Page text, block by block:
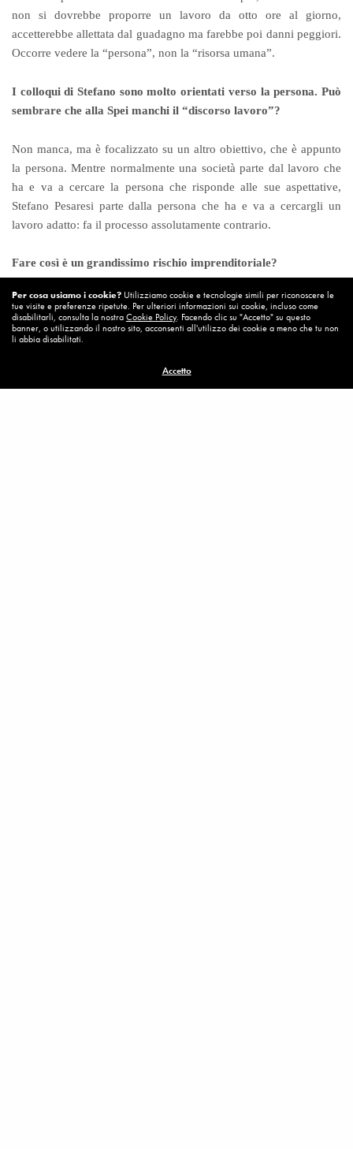
non si dovrebbe proporre un lavoro da otto ore al giorno,
accetterebbe allettata dal guadagno ma farebbe poi danni peggiori.
Occorre vedere la “persona”, non la “risorsa umana”.
I colloqui di Stefano sono molto orientati verso la persona. Può
sembrare che alla Spei manchi il “discorso lavoro”?
Non manca, ma è focalizzato su un altro obiettivo, che è appunto
la persona. Mentre normalmente una società parte dal lavoro che
ha e va a cercare la persona che risponde alle sue aspettative,
Stefano Pesaresi parte dalla persona che ha e va a cercargli un
lavoro adatto: fa il processo assolutamente contrario.
Fare così è un grandissimo rischio imprenditoriale?
Sì, ma il rischio dipende da quanti capitali vengono investiti. Se si
comincia ad assumere una persona pagandole uno stipendio senza
trovarle mai lavoro… Può essere sostenibile con due, massimo tre
invece la persona viene invitata sempre ad un nuovo colloquio, in
Per cosa usiamo i cookie? Utilizziamo cookie e tecnologie simili per riconoscere le
tue visite e preferenze ripetute. Per ulteriori informazioni sui cookie, incluso come
disabilitarli, consulta la nostraCookie Policy. Facendo clic su "Accetto" su questo
banner, o utilizzando il nostro sito, acconsenti all'utilizzo dei cookie a meno che tu non
li abbia disabilitati.
Accetto